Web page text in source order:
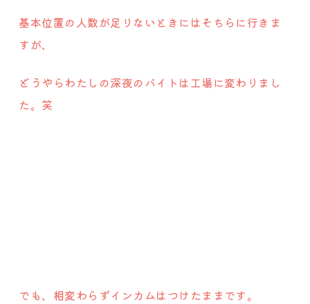
基本位置の人数が足りないときにはそちらに行きま
すが、
どうやらわたしの深夜のバイトは工場に変わりまし
た。笑
でも、相変わらずインカムはつけたままです。